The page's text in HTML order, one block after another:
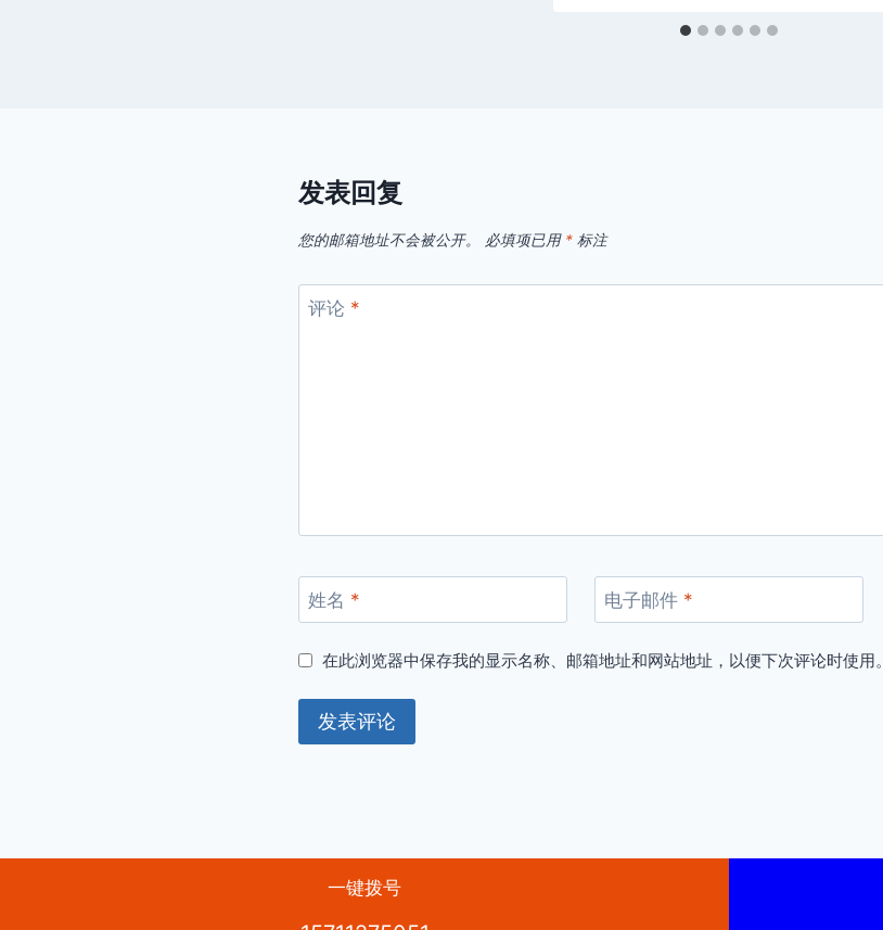
发表回复
您的邮箱地址不会被公开。 必填项已用 * 标注
评论 *
姓名 * 电子邮件 *
在此浏览器中保存我的显示名称、邮箱地址和网站地址，以便下次评论时使用。
© 2026 京牌出租-京牌租赁-京牌转让-京牌转让收购-外地车牌转京
一键拨号